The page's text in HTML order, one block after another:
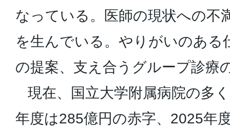
なっている。医師の現状への不
を生んでいる。やりがいのある
の提案、支え合うグループ診療
現在、国立大学附属病院の多
年度は285億円の赤字、2025年